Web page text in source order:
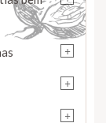
+
+
+